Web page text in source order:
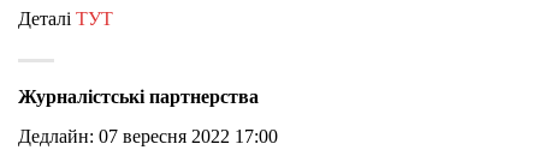
Деталі ТУТ
Журналістські партнерства
Дедлайн: 07 вересня 2022 17:00